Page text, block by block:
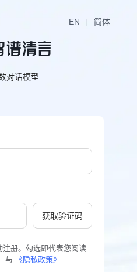
对话模型
获取验证码
册。勾选即代表您阅读
与 《隐私政策》
EN 简体